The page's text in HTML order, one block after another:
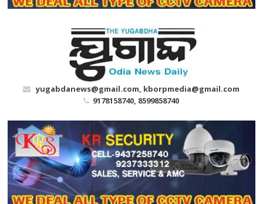
yugabdanews@gmail.com, kborpmedia@gmail.com
9178158740, 8599858740